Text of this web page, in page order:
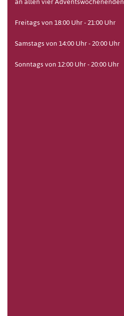
Freitags von 18:00 Uhr - 21:00 Uhr
Samstags von 14:00 Uhr - 20:00 Uhr
Sonntags von 12:00 Uhr - 20:00 Uhr